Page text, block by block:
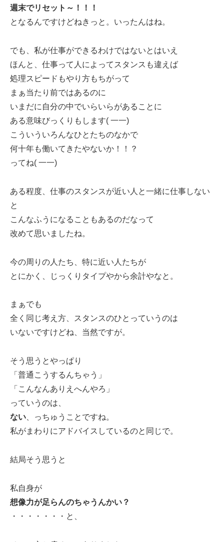
週末でリセット～！！！
となるんですけどねきっと。いったんはね。
でも、私が仕事ができるわけではないとはいえ
ほんと、仕事って人によってスタンスも違えば
処理スピードもやり方もちがって
まぁ当たり前ではあるのに
いまだに自分の中でいらいらがあることに
ある意味びっくりもします( 一一)
こういういろんなひとたちのなかで
何十年も働いてきたやないか！！？
ってね( 一一)
ある程度、仕事のスタンスが近い人と一緒に仕事しない
と
こんなふうになることもあるのだなって
改めて思いましたね。
今の周りの人たち、特に近い人たちが
とにかく、じっくりタイプやから余計やなと。
まぁでも
全く同じ考え方、スタンスのひとっていうのは
いないですけどね、当然ですが。
そう思うとやっぱり
「普通こうするんちゃう」
「こんなんありえへんやろ」
っていうのは、
ない 、っちゅうことですね。
私がまわりにアドバイスしているのと同じで。
結局そう思うと
私自身が
想像力が足らんのちゃうんかい？
・・・・・・・と、